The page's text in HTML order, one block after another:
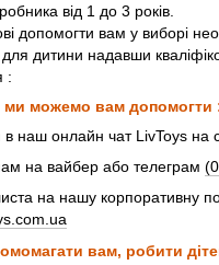
від 1 до 3 років.
допомогти вам у виборі
дитини надавши
:
ми можемо вам допомогти
в наш онлайн чат LivToys на
на вайбер або телеграм
на нашу корпоративну
вам, робити